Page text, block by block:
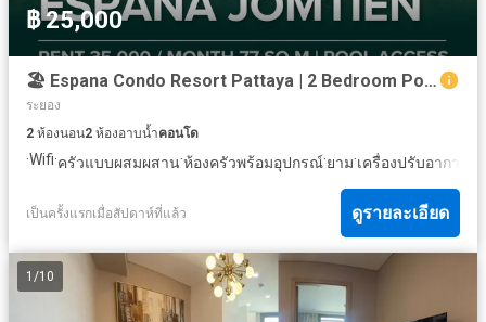
฿ 25,000
🏖 Espana Condo Resort Pattaya | 2 Bedroom Pool Access | For Rent 35,000฿/Month | Jomtien Second Road
ระยอง
2 ห้องนอน2 ห้องอาบน้ำคอนโด
·Wifi·ครัวแบบผสมผสาน·ห้องครัวพร้อมอุปกรณ์·ยาม·เครื่องปรับอากาศ
เป็นครั้งแรกเมื่อสัปดาห์ที่แล้ว ดูรายละเอียด
1 /10